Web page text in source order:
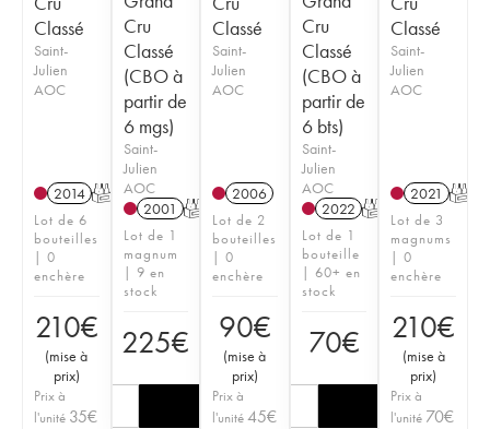
Classé
Saint-
Julien
AOC
2014 T
Lot de 6
bouteilles
| 0
enchère
210€
(mise à
prix)
Prix à
l'unité 35€
Cru
Classé
(CBO à
partir de
6 mgs)
Saint-
Julien
AOC
2001 T
Lot de 1
magnum
| 9 en
stock
225€
Classé
Saint-
Julien
AOC
2006
Lot de 2
bouteilles
| 0
enchère
90€
(mise à
prix)
Prix à
l'unité45€
Cru
Classé
(CBO à
partir de
6 bts)
Saint-
Julien
AOC
2022 T
Lot de 1
bouteille
| 60+ en
stock
70€
Classé
Saint-
Julien
AOC
2021 T
Lot de 3
magnums
| 0
enchère
210€
(mise à
prix)
Prix à
l'unité 70€